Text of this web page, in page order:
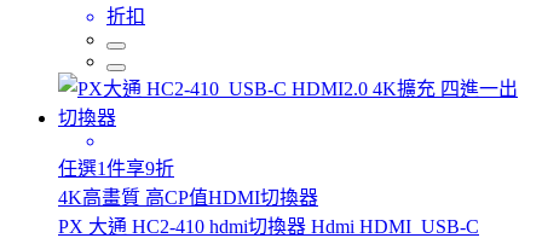
折扣
任選1件享9折
4K高畫質 高CP值HDMI切換器
PX 大通 HC2-410 hdmi切換器 Hdmi HDMI USB-C